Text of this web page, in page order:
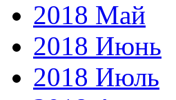
2018 Май
2018 Июнь
2018 Июль